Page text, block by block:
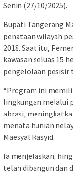
Senin (27/10/2025).
Bupati Tangerang
penataan wilayah
2018. Saat itu,
kawasan seluas 15
pengelolaan pesisir
“Program ini
lingkungan melalui
abrasi,
menata hunian
Maesyal Rasyid.
Ia menjelaskan,
telah dibangun dan